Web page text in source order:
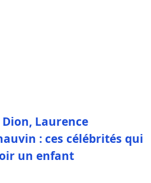
Dion, Laurence
: ces célébrités qui
un enfant